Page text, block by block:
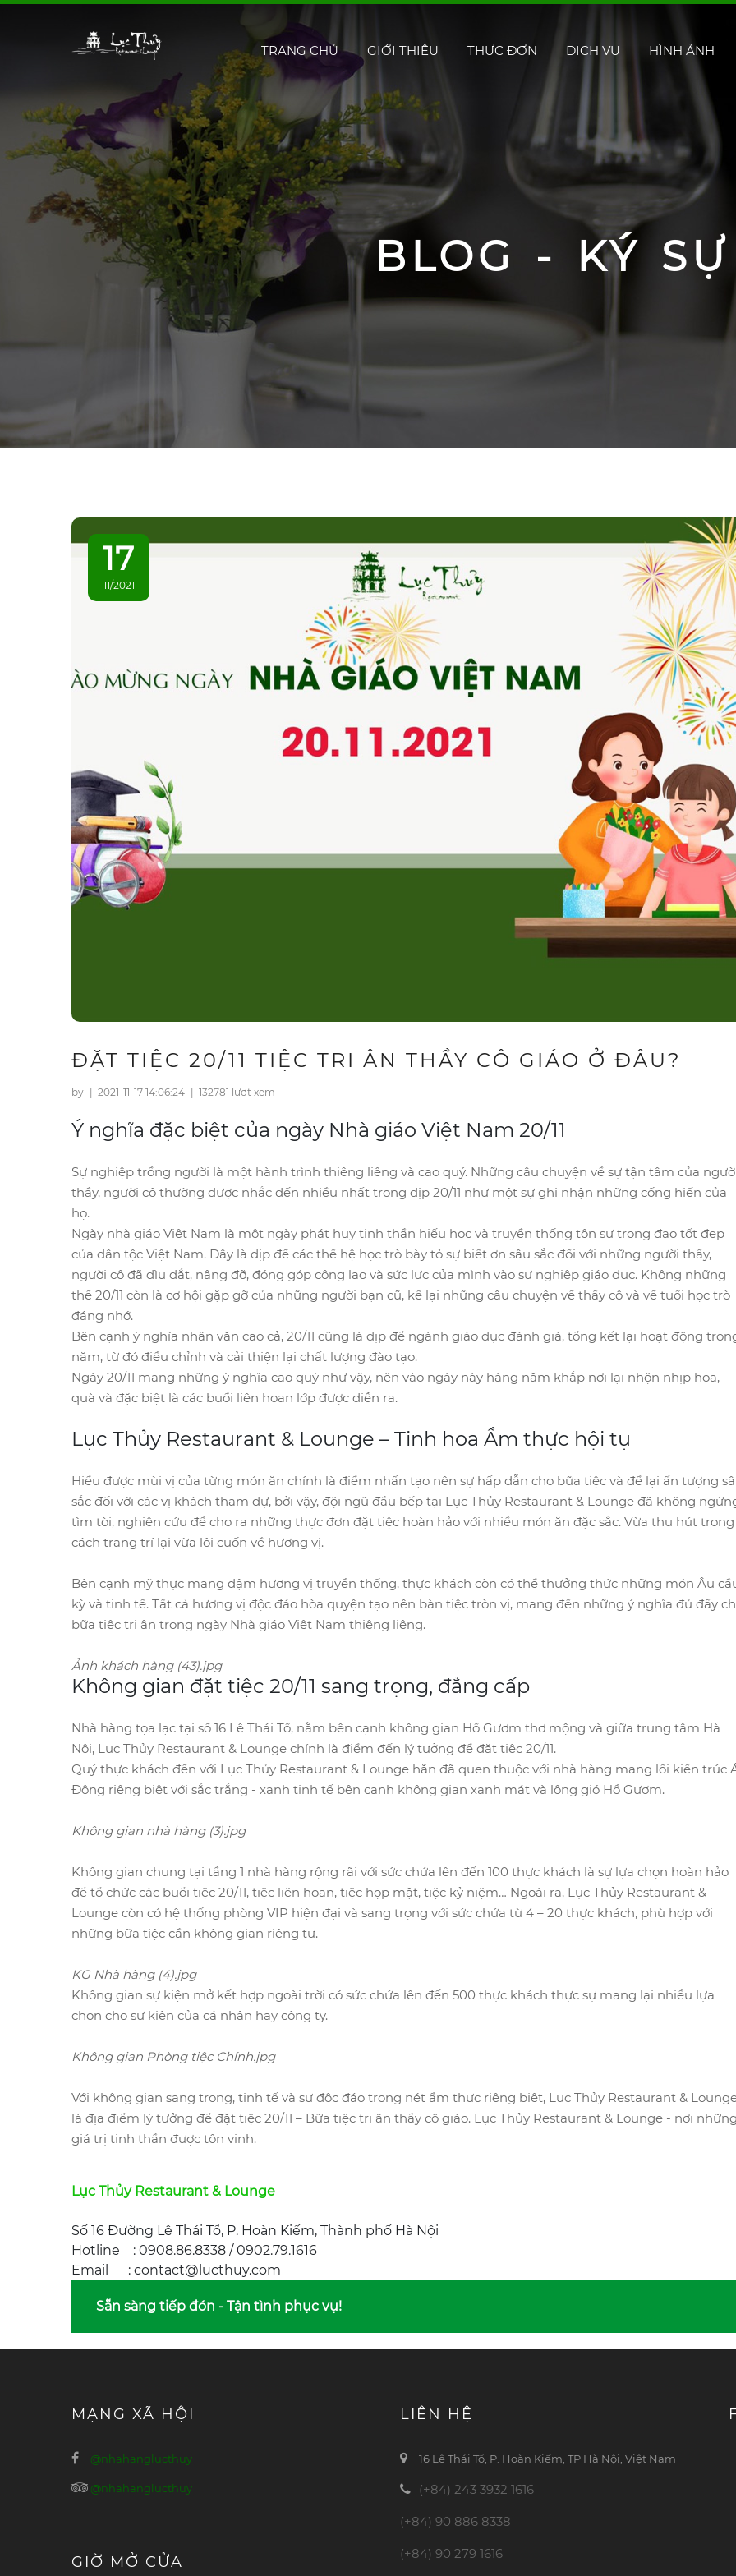
TRANG CHỦ GIỚI THIỆU THỰC ĐƠN DỊCH VỤ HÌNH ẢNH
BLOG - KÝ SỰ
17
11/2021
ĐẶT TIỆC 20/11 TIỆC TRI ÂN THẦY CÔ GIÁO Ở ĐÂU?
by 2021-11-17 14:06:24 132781 lượt xem
Ý nghĩa đặc biệt của ngày Nhà giáo Việt Nam 20/11
Sự nghiệp trồng người là một hành trình thiêng liêng và cao quý. Những câu chuyện về sự tận tâm của
thầy, người cô thường được nhắc đến nhiều nhất trong dịp 20/11 như một sự ghi nhận những cống hiến của
họ.
Ngày nhà giáo Việt Nam là một ngày phát huy tinh thần hiếu học và truyền thống tôn sư trọng đạo tốt đẹp
của dân tộc Việt Nam. Đây là dịp để các thế hệ học trò bày tỏ sự biết ơn sâu sắc đối với những người thầy,
người cô đã dìu dắt, nâng đỡ, đóng góp công lao và sức lực của mình vào sự nghiệp giáo dục. Không những
thế 20/11 còn là cơ hội gặp gỡ của những người bạn cũ, kể lại những câu chuyện về thầy cô và về tuổi học trò
đáng nhớ.
Bên cạnh ý nghĩa nhân văn cao cả, 20/11 cũng là dịp để ngành giáo dục đánh giá, tổng kết lại hoạt động
năm, từ đó điều chỉnh và cải thiện lại chất lượng đào tạo.
Ngày 20/11 mang những ý nghĩa cao quý như vậy, nên vào ngày này hàng năm khắp nơi lại nhộn nhịp hoa,
quà và đặc biệt là các buổi liên hoan lớp được diễn ra.
Lục Thủy Restaurant & Lounge – Tinh hoa Ẩm thực hội tụ
Hiểu được mùi vị của từng món ăn chính là điểm nhấn tạo nên sự hấp dẫn cho bữa tiệc và để lại ấn tượng
sắc đối với các vị khách tham dự, bởi vậy, đội ngũ đầu bếp tại Lục Thủy Restaurant & Lounge đã không
tìm tòi, nghiên cứu để cho ra những thực đơn đặt tiệc hoàn hảo với nhiều món ăn đặc sắc. Vừa thu hút trong
cách trang trí lại vừa lôi cuốn về hương vị.
Bên cạnh mỹ thực mang đậm hương vị truyền thống, thực khách còn có thể thưởng thức những món Âu
kỳ và tinh tế. Tất cả hương vị độc đáo hòa quyện tạo nên bàn tiệc tròn vị, mang đến những ý nghĩa đủ đầy
bữa tiệc tri ân trong ngày Nhà giáo Việt Nam thiêng liêng.
Ảnh khách hàng (43).jpg
Không gian đặt tiệc 20/11 sang trọng, đẳng cấp
Nhà hàng tọa lạc tại số 16 Lê Thái Tổ, nằm bên cạnh không gian Hồ Gươm thơ mộng và giữa trung tâm Hà
Nội, Lục Thủy Restaurant & Lounge chính là điểm đến lý tưởng để đặt tiệc 20/11.
Quý thực khách đến với Lục Thủy Restaurant & Lounge hẳn đã quen thuộc với nhà hàng mang lối kiến trúc
Đông riêng biệt với sắc trắng - xanh tinh tế bên cạnh không gian xanh mát và lộng gió Hồ Gươm.
Không gian nhà hàng (3).jpg
Không gian chung tại tầng 1 nhà hàng rộng rãi với sức chứa lên đến 100 thực khách là sự lựa chọn hoàn hảo
để tổ chức các buổi tiệc 20/11, tiệc liên hoan, tiệc họp mặt, tiệc kỷ niệm… Ngoài ra, Lục Thủy Restaurant &
Lounge còn có hệ thống phòng VIP hiện đại và sang trọng với sức chứa từ 4 – 20 thực khách, phù hợp với
những bữa tiệc cần không gian riêng tư.
KG Nhà hàng (4).jpg
Không gian sự kiện mở kết hợp ngoài trời có sức chứa lên đến 500 thực khách thực sự mang lại nhiều lựa
chọn cho sự kiện của cá nhân hay công ty.
Không gian Phòng tiệc Chính.jpg
Với không gian sang trọng, tinh tế và sự độc đáo trong nét ẩm thực riêng biệt, Lục Thủy Restaurant &
là địa điểm lý tưởng để đặt tiệc 20/11 – Bữa tiệc tri ân thầy cô giáo. Lục Thủy Restaurant & Lounge - nơi những
giá trị tinh thần được tôn vinh.
Lục Thủy Restaurant & Lounge
Số 16 Đường Lê Thái Tổ, P. Hoàn Kiếm, Thành phố Hà Nội
Hotline : 0908.86.8338 / 0902.79.1616
Email : contact@lucthuy.com
Sẵn sàng tiếp đón - Tận tình phục vụ!
MẠNG XÃ HỘI
@nhahanglucthuy
@nhahanglucthuy
GIỜ MỞ CỬA
LIÊN HỆ
16 Lê Thái Tổ, P. Hoàn Kiếm, TP Hà Nội, Việt Nam
(+84) 243 3932 1616
(+84) 90 886 8338
(+84) 90 279 1616